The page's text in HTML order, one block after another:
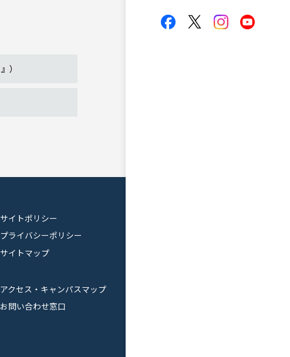
）
サイトポリシー
プライバシーポリシー
サイトマップ
アクセス・キャンパスマップ
お問い合わせ窓口